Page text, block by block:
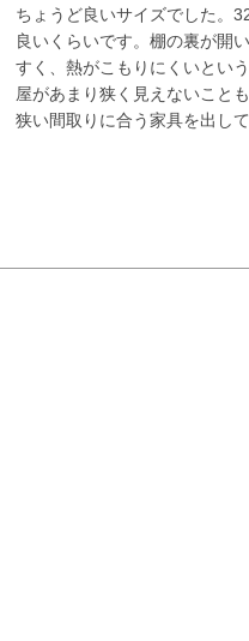
ちょうど良いサイズでした。
良いくらいです。棚の裏が開
すく、熱がこもりにくいとい
屋があまり狭く見えないこと
狭い間取りに合う家具を出し